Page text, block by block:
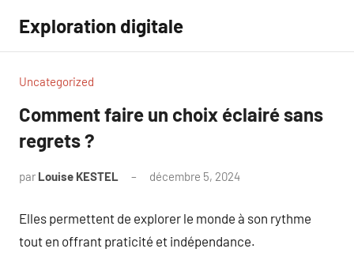
contenu
Exploration digitale
Uncategorized
Comment faire un choix éclairé sans
regrets ?
par Louise KESTEL décembre 5, 2024
Elles permettent de explorer le monde à son rythme
tout en offrant praticité et indépendance.